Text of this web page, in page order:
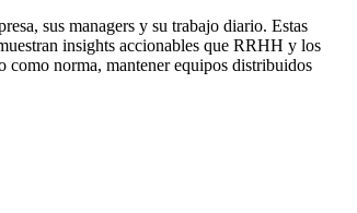
sus managers y su trabajo diario. Estas
insights accionables que RRHH y los
como norma, mantener equipos distribuidos